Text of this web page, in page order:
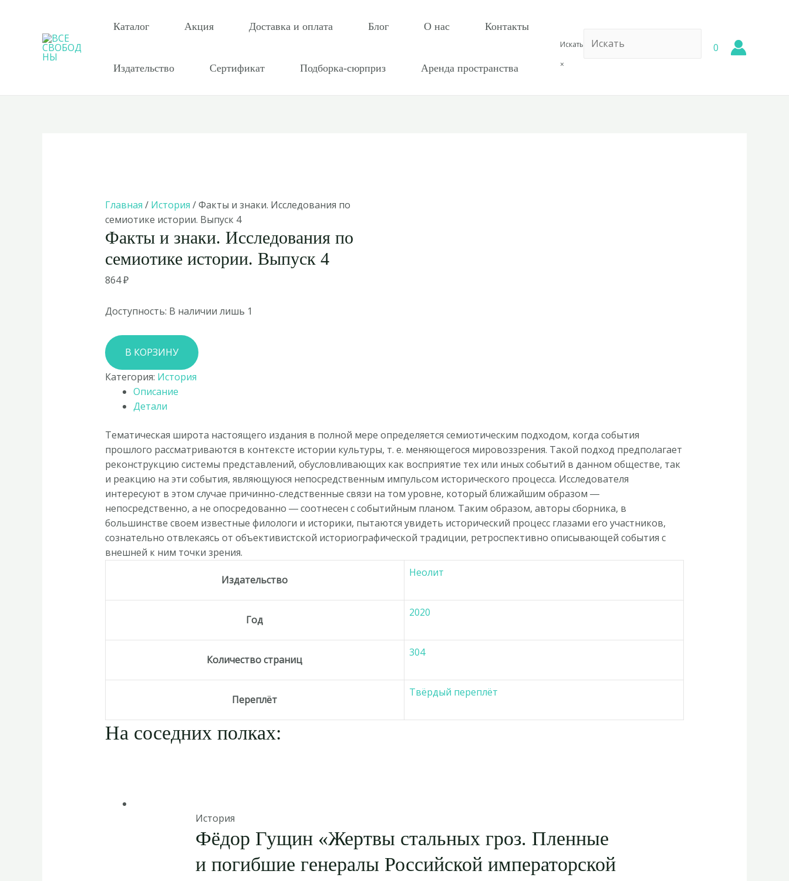
содержимому
Каталог Акция Доставка и оплата Блог О нас Контакты
Издательство Сертификат Подборка-сюрприз Аренда пространства
Искать
×
0
Главная / История / Факты и знаки. Исследования по
семиотике истории. Выпуск 4
Факты и знаки. Исследования по
семиотике истории. Выпуск 4
864₽
Доступность: В наличии лишь 1
Количество
товара
Факты
Исследования
по
семиотике
истории.
Выпуск
4
В КОРЗИНУ
Категория: История
Описание
Детали
Тематическая широта настоящего издания в полной мере определяется семиотическим подходом, когда события
прошлого рассматриваются в контексте истории культуры, т. е. меняющегося мировоззрения. Такой подход предполагает
реконструкцию системы представлений, обусловливающих как восприятие тех или иных событий в данном обществе, так
и реакцию на эти события, являющуюся непосредственным импульсом исторического процесса. Исследователя
интересуют в этом случае причинно-следственные связи на том уровне, который ближайшим образом ―
непосредственно, а не опосредованно ― соотнесен с событийным планом. Таким образом, авторы сборника, в
большинстве своем известные филологи и историки, пытаются увидеть исторический процесс глазами его участников,
сознательно отвлекаясь от объективистской историографической традиции, ретроспективно описывающей события с
внешней к ним точки зрения.
Издательство
Неолит
Год
2020
Количество страниц
304
Переплёт
Твёрдый переплёт
На соседних полках:
История
Фёдор Гущин «Жертвы стальных гроз. Пленные
и погибшие генералы Российской императорской